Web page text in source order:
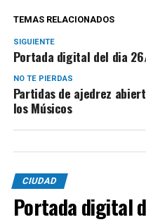
TEMAS RELACIONADOS
SIGUIENTE
Portada digital del dia
NO TE PIERDAS
Partidas de ajedrez
los Músicos
CIUDAD
Portada digital